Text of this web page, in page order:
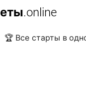
.online
🏆 Все старты в